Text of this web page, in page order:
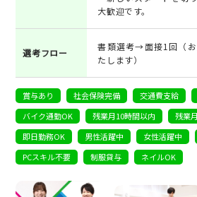
大歓迎です。
選考フロー
書類選考→面接1回（
たします）
賞与あり 社会保険完備 交通費支給
バイク通勤OK
残業月10時間以内 残業
即日勤務OK
男性活躍中 女性活躍中
PCスキル不要
制服貸与 ネイルOK